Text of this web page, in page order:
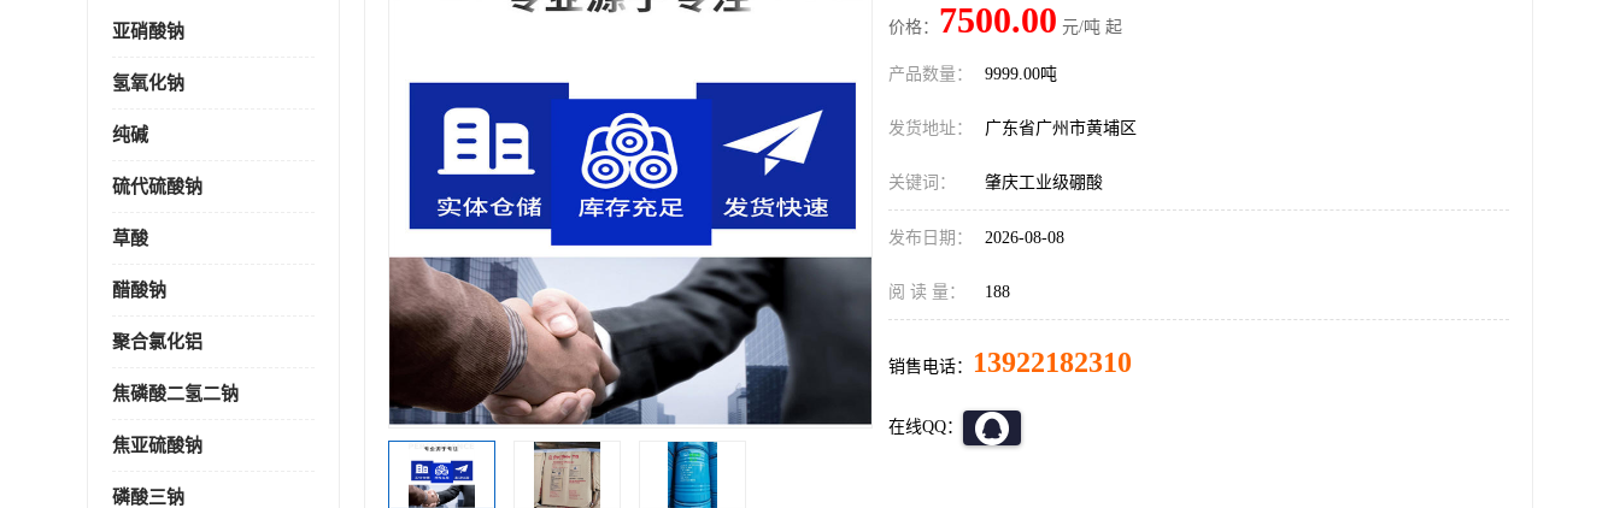
亚硝酸钠
氢氧化钠
纯碱
硫代硫酸钠
草酸
醋酸钠
聚合氯化铝
焦磷酸二氢二钠
焦亚硫酸钠
磷酸三钠
价格： 7500.00 元/吨 起
产品数量： 9999.00吨
发货地址： 广东省广州市黄埔区
关键词： 肇庆工业级硼酸
发布日期： 2026-08-08
阅 读 量： 188
销售电话： 13922182310
在线QQ：